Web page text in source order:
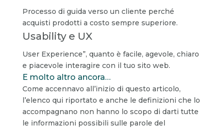
Processo di guida verso un cliente perché
acquisti prodotti a costo sempre superiore.
Usability e UX
User Experience”, quanto è facile, agevole, chiaro
e piacevole interagire con il tuo sito web.
E molto altro ancora…
Come accennavo all’inizio di questo articolo,
l’elenco qui riportato e anche le definizioni che lo
accompagnano non hanno lo scopo di darti tutte
le informazioni possibili sulle parole del